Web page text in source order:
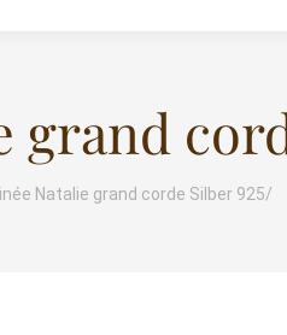
Natalie grand corde Silber 925/